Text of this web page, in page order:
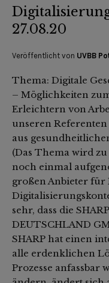
27.08.20
Veröffentlicht von UVBB
Thema: Digitale
– Möglichkeiten
Erleichtern von
unseren
aus
(Das Thema wird
noch einmal
großen Anbieter für
sehr, dass die
DEUTSCHLAND
SHARP hat einen
alle erdenklichen
Prozesse anfassbar